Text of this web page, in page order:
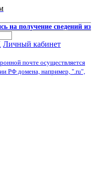
на получение сведений из
Личный кабинет
почте осуществляется
РФ домена, например, ".ru",